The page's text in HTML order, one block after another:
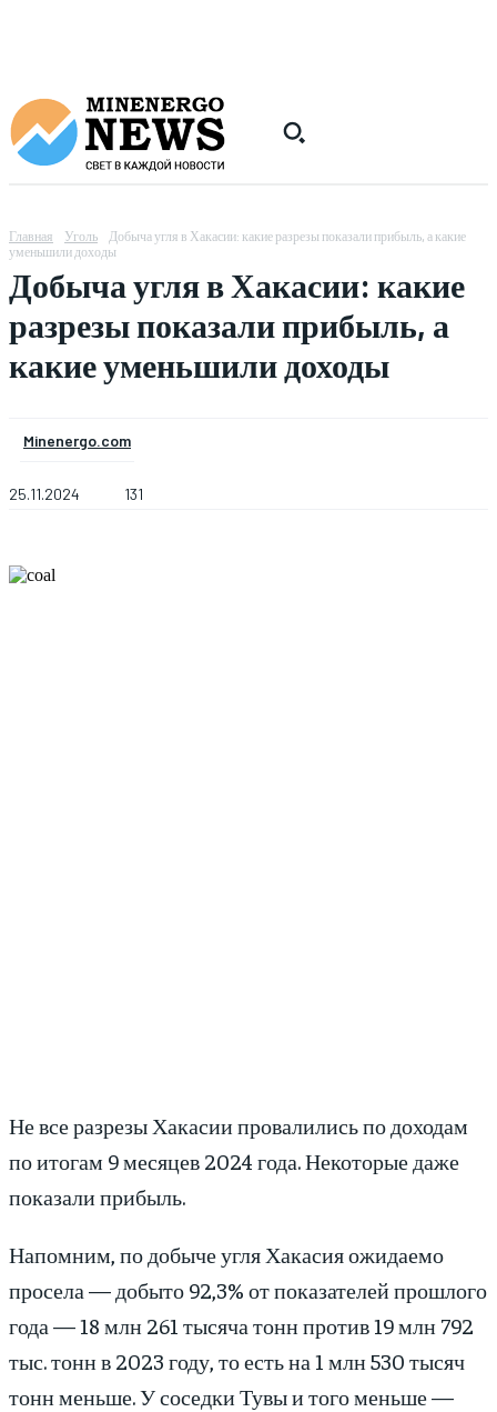
Главная Уголь
Добыча угля в Хакасии: какие разрезы показали прибыль, а какие
уменьшили доходы
Добыча угля в Хакасии: какие
разрезы показали прибыль, а
какие уменьшили доходы
Minenergo.com
25.11.2024 131
Не все разрезы Хакасии провалились по доходам
по итогам 9 месяцев 2024 года. Некоторые даже
показали прибыль.
Напомним, по добыче угля Хакасия ожидаемо
просела — добыто 92,3% от показателей прошлого
года — 18 млн 261 тысяча тонн против 19 млн 792
тыс. тонн в 2023 году, то есть на 1 млн 530 тысяч
тонн меньше. У соседки Тувы и того меньше —